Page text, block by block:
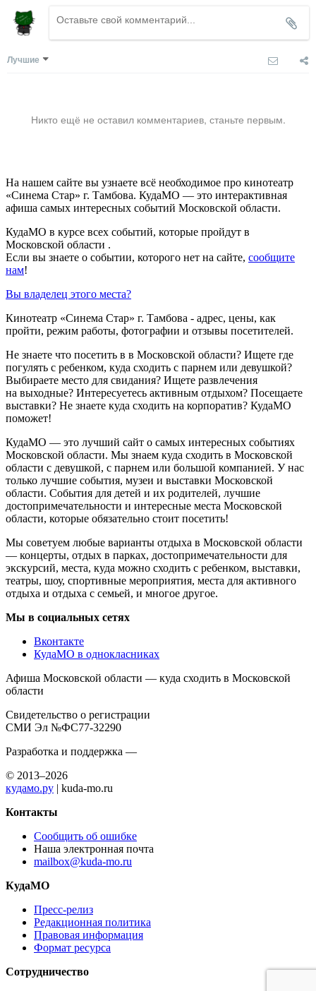
Лучшие
Никто ещё не оставил комментариев, станьте первым.
На нашем сайте вы узнаете всё необходимое про кинотеатр
«Синема Стар» г. Тамбова. КудаМО — это интерактивная
афиша самых интересных событий Московской области.
КудаМО в курсе всех событий, которые пройдут в
Московской области .
Если вы знаете о событии, которого нет на сайте, сообщите
нам!
Вы владелец этого места?
Кинотеатр «Синема Стар» г. Тамбова - адрес, цены, как
пройти, режим работы, фотографии и отзывы посетителей.
Не знаете что посетить в в Московской области? Ищете где
погулять с ребенком, куда сходить с парнем или девушкой?
Выбираете место для свидания? Ищете развлечения
на выходные? Интересуетесь активным отдыхом? Посещаете
выставки? Не знаете куда сходить на корпоратив? КудаМО
поможет!
КудаМО — это лучший сайт о самых интересных событиях
Московской области. Мы знаем куда сходить в Московской
области с девушкой, с парнем или большой компанией. У нас
только лучшие события, музеи и выставки Московской
области. События для детей и их родителей, лучшие
достопримечательности и интересные места Московской
области, которые обязательно стоит посетить!
Мы советуем любые варианты отдыха в Московской области
— концерты, отдых в парках, достопримечательности для
экскурсий, места, куда можно сходить с ребенком, выставки,
театры, шоу, спортивные мероприятия, места для активного
отдыха и отдыха с семьей, и многое другое.
Мы в социальных сетях
Вконтакте
КудаМО в однокласниках
Афиша Московской области — куда сходить в Московской
области
Свидетельство о регистрации
СМИ Эл №ФС77-32290
Разработка и поддержка —
© 2013–2026
кудамо.ру | kuda-mo.ru
Контакты
Сообщить об ошибке
Наша электронная почта
mailbox@kuda-mo.ru
КудаМО
Пресс-релиз
Редакционная политика
Правовая информация
Формат ресурса
Сотрудничество